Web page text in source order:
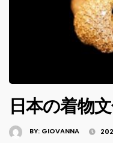
日本の着物
BY: GIOVANNA